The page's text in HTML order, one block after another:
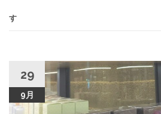
す
29
9月